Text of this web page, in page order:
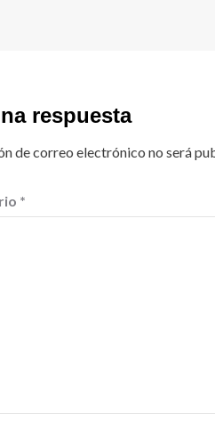
respuesta
de correo electrónico no será
*